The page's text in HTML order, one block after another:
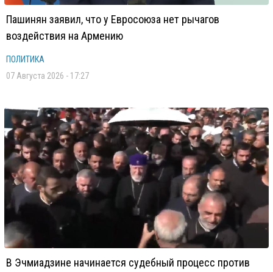
Пашинян заявил, что у Евросоюза нет рычагов
воздействия на Армению
ПОЛИТИКА
07 Августа 2026 - 17:27
В Эчмиадзине начинается судебный процесс против